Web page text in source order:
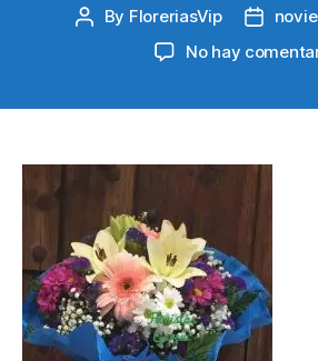
Post
By FloreriasVip
Post
No hay